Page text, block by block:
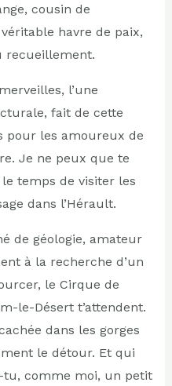
cousin de
havre de paix,
recueillement.
l’une
fait de cette
pour les amoureux de
Je ne peux que te
temps de visiter les
dans l’Hérault.
de géologie, amateur
à la recherche d’un
le Cirque de
le-Désert t’attendent.
dans les gorges
le détour. Et qui
comme moi, un petit